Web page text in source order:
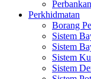
Perkhidmatan
Borang
Sistem
Sistem
Sistem
Sistem